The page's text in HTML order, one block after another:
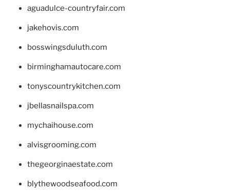
aguadulce-countryfair.com
jakehovis.com
bosswingsduluth.com
birminghamautocare.com
tonyscountrykitchen.com
jbellasnailspa.com
mychaihouse.com
alvisgrooming.com
thegeorginaestate.com
blythewoodseafood.com